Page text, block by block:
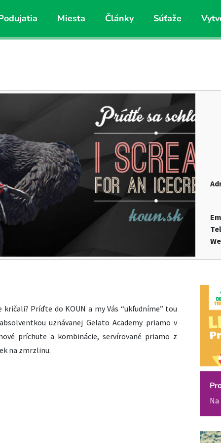
Miesta Články Súťaže
Príďte do KOUN a my Vás “ukľudníme” tou
uznávanej Gelato Academy priamo v
príchute a kombinácie, servírované priamo z
na zmrzlinu.